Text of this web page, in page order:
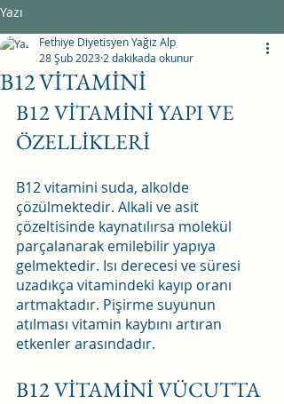
Yazı
B12 VİTAMİNİ
Fethiye Diyetisyen Yağız Alp
28 Şub 2023 2 dakikada okunur
B12 VİTAMİNİ YAPI VE
ÖZELLİKLERİ
B12 vitamini suda, alkolde
çözülmektedir. Alkali ve asit
çözeltisinde kaynatılırsa molekül
parçalanarak emilebilir yapıya
gelmektedir. Isı derecesi ve süresi
uzadıkça vitamindeki kayıp oranı
artmaktadır. Pişirme suyunun
atılması vitamin kaybını artıran
etkenler arasındadır.
B12 VİTAMİNİ VÜCUTTA